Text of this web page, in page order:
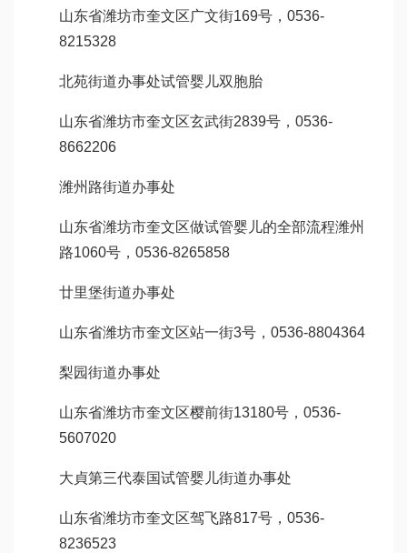
山东省潍坊市奎文区广文街169号，0536-
8215328
北苑街道办事处试管婴儿双胞胎
山东省潍坊市奎文区玄武街2839号，0536-
8662206
潍州路街道办事处
山东省潍坊市奎文区做试管婴儿的全部流程潍州
路1060号，0536-8265858
廿里堡街道办事处
山东省潍坊市奎文区站一街3号，0536-8804364
梨园街道办事处
山东省潍坊市奎文区樱前街13180号，0536-
5607020
大貞第三代泰国试管婴儿街道办事处
山东省潍坊市奎文区驾飞路817号，0536-
8236523